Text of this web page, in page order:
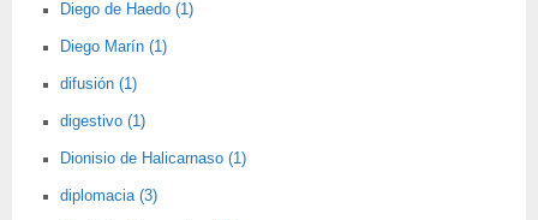
Diego de Haedo (1)
Diego Marín (1)
difusión (1)
digestivo (1)
Dionisio de Halicarnaso (1)
diplomacia (3)